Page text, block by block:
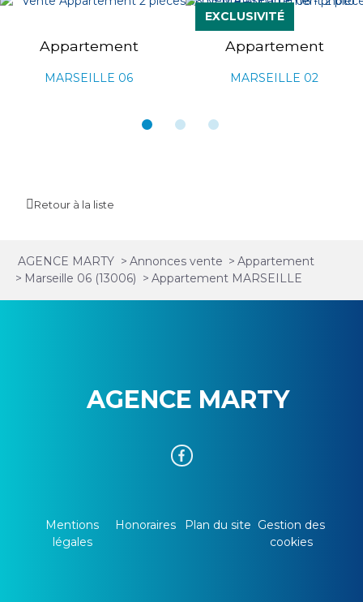
Appartement
MARSEILLE 06
EXCLUSIVITÉ
Appartement
MARSEILLE 02
Retour à la liste
AGENCE MARTY > Annonces vente > Appartement
> Marseille 06 (13006) > Appartement MARSEILLE
AGENCE MARTY
Mentions
légales
Honoraires Plan du site Gestion des
cookies